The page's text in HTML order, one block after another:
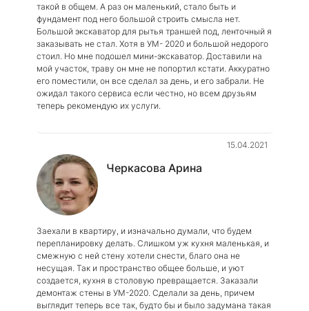
такой в общем. А раз он маленький, стало быть и
фундамент под него большой строить смысла нет.
Большой экскаватор для рытья траншей под, ленточный я
заказывать не стал. Хотя в УМ- 2020 и большой недорого
стоил. Но мне подошел мини-экскаватор. Доставили на
мой участок, траву он мне не попортил кстати. Аккуратно
его поместили, он все сделал за день, и его забрали. Не
ожидал такого сервиса если честно, но всем друзьям
теперь рекомендую их услуги.
Черкасова Арина
15.04.2021
Заехали в квартиру, и изначально думали, что будем
перепланировку делать. Слишком уж кухня маленькая, и
смежную с ней стену хотели снести, благо она не
несущая. Так и пространство общее больше, и уют
создается, кухня в столовую превращается. Заказали
демонтаж стены в УМ-2020. Сделали за день, причем
выглядит теперь все так, будто бы и было задумана такая